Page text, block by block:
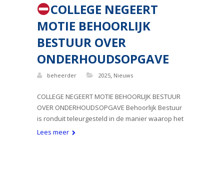
COLLEGE NEGEERT
MOTIE BEHOORLIJK
BESTUUR OVER
ONDERHOUDSOPGAVE
beheerder 2025, Nieuws
COLLEGE NEGEERT MOTIE BEHOORLIJK BESTUUR
OVER ONDERHOUDSOPGAVE Behoorlijk Bestuur
is ronduit teleurgesteld in de manier waarop het
Lees meer